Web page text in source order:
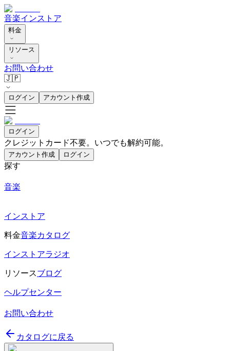
音楽インストア
料金
リソース
お問い合わせ
🇯🇵
ログイン アカウント作成
ログイン
クレジットカード不要。いつでも解約可能。
アカウント作成 ログイン
探す
音楽
インストア
料金音楽カタログ
インストアラジオ
リソースブログ
ヘルプセンター
お問い合わせ
カタログに戻る